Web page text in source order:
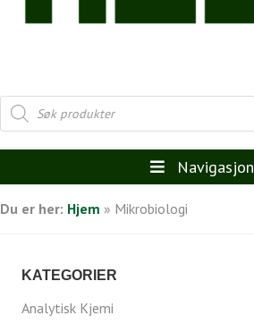
Products
search
Navigasjon
Du er her: Hjem » Mikrobiologi
KATEGORIER
Analytisk Kjemi